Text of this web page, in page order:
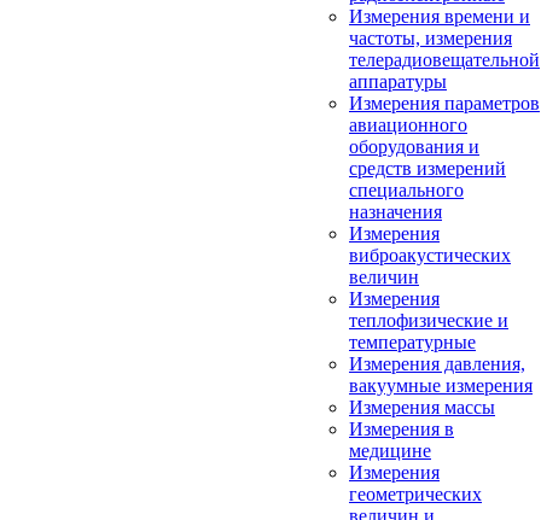
Измерения времени и
частоты, измерения
телерадиовещательной
аппаратуры
Измерения параметров
авиационного
оборудования и
средств измерений
специального
назначения
Измерения
виброакустических
величин
Измерения
теплофизические и
температурные
Измерения давления,
вакуумные измерения
Измерения массы
Измерения в
медицине
Измерения
геометрических
величин и